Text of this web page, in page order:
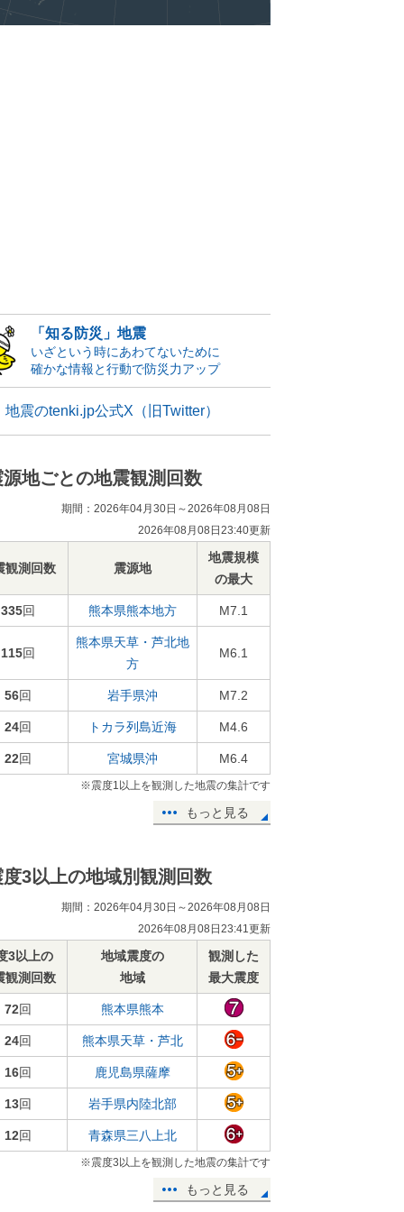
「知る防災」地震
いざという時にあわてないために
確かな情報と行動で防災力アップ
地震のtenki.jp公式X（旧Twitter）
源地ごとの地震観測回数
期間：2026年04月30日～2026年08月08日
2026年08月08日23:40更新
観測回数 震源地
地震規模
の最大
335回 熊本県熊本地方 M7.1
115回
熊本県天草・芦北地
方
M6.1
56回 岩手県沖 M7.2
24回 トカラ列島近海 M4.6
22回 宮城県沖 M6.4
※震度1以上を観測した地震の集計です
もっと見る
度3以上の地域別観測回数
期間：2026年04月30日～2026年08月08日
2026年08月08日23:41更新
3以上の
観測回数
地域震度の
地域
観測した
最大震度
72回 熊本県熊本
24回 熊本県天草・芦北
16回 鹿児島県薩摩
13回 岩手県内陸北部
12回 青森県三八上北
※震度3以上を観測した地震の集計です
もっと見る